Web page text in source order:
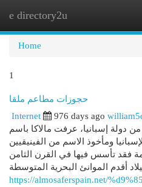
e directory2u
Home
1
حجوزات مطاعم ملقا
Internet 976 days ago
دولة إسبانيا، عرفت مالاكا باسم
ومأخوذ الاسم من الفينيقيين
فقد تأسس فيها في القرن الثامن
أقدم الموانئ البحرية المتوسطة
https://almosaferspain.net/